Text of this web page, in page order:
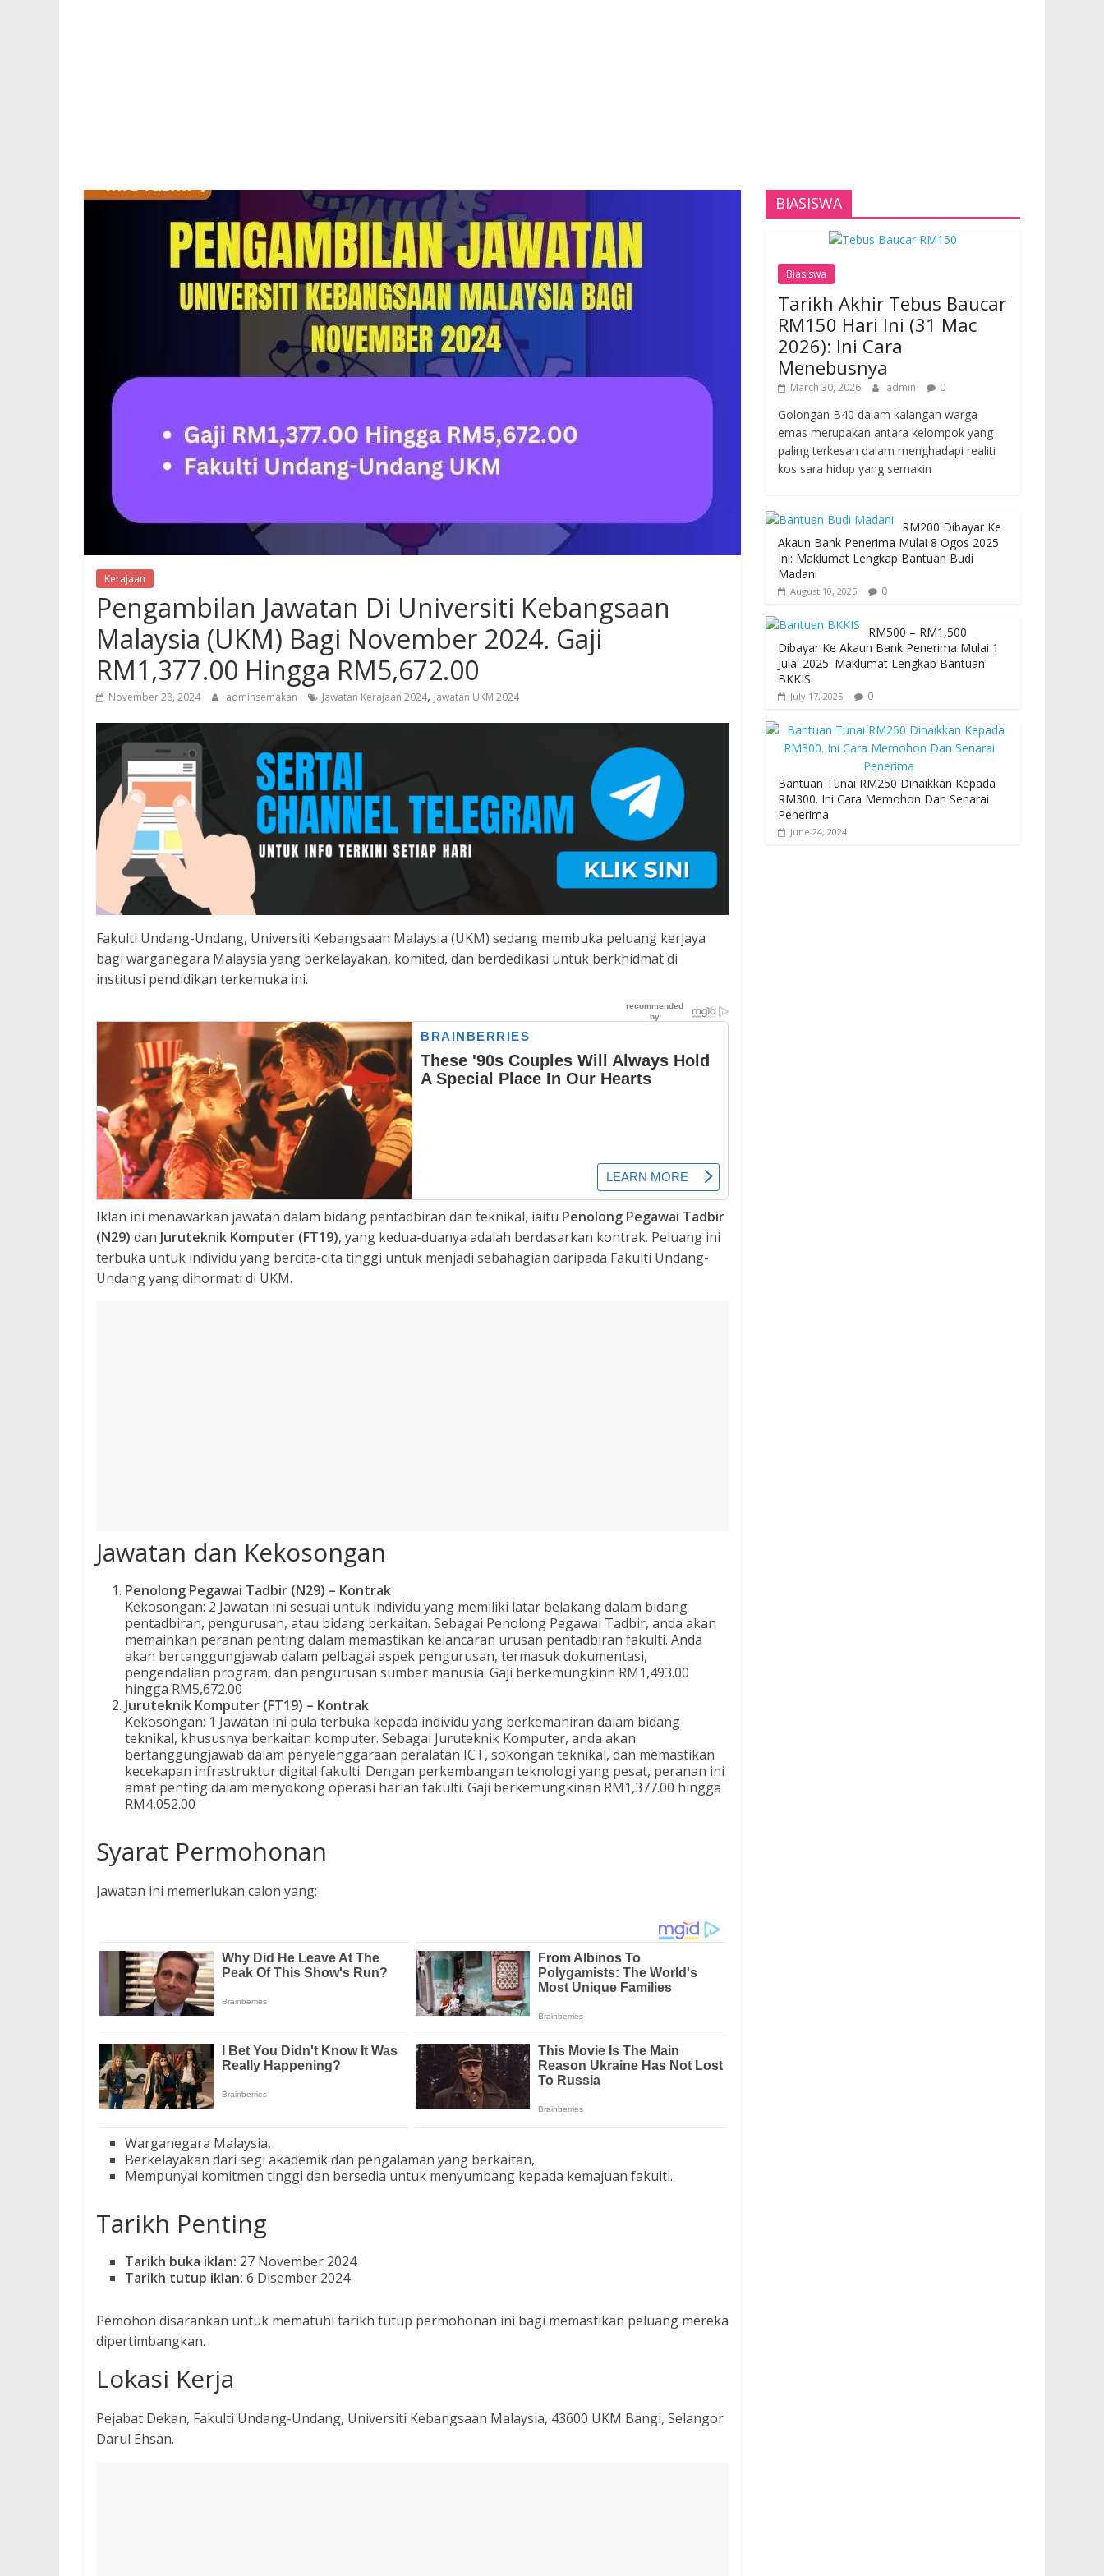
Kerajaan
Pengambilan Jawatan Di Universiti Kebangsaan
Malaysia (UKM) Bagi November 2024. Gaji
RM1,377.00 Hingga RM5,672.00
November 28, 2024 adminsemakan Jawatan Kerajaan 2024, Jawatan UKM 2024
Fakulti Undang-Undang, Universiti Kebangsaan Malaysia (UKM) sedang membuka peluang kerjaya
bagi warganegara Malaysia yang berkelayakan, komited, dan berdedikasi untuk berkhidmat di
institusi pendidikan terkemuka ini.
Iklan ini menawarkan jawatan dalam bidang pentadbiran dan teknikal, iaitu Penolong Pegawai Tadbir
(N29) dan Juruteknik Komputer (FT19), yang kedua-duanya adalah berdasarkan kontrak. Peluang ini
terbuka untuk individu yang bercita-cita tinggi untuk menjadi sebahagian daripada Fakulti Undang-
Undang yang dihormati di UKM.
Jawatan dan Kekosongan
Penolong Pegawai Tadbir (N29) – Kontrak
Kekosongan: 2 Jawatan ini sesuai untuk individu yang memiliki latar belakang dalam bidang
pentadbiran, pengurusan, atau bidang berkaitan. Sebagai Penolong Pegawai Tadbir, anda akan
memainkan peranan penting dalam memastikan kelancaran urusan pentadbiran fakulti. Anda
akan bertanggungjawab dalam pelbagai aspek pengurusan, termasuk dokumentasi,
pengendalian program, dan pengurusan sumber manusia. Gaji berkemungkinn RM1,493.00
hingga RM5,672.00
Juruteknik Komputer (FT19) – Kontrak
Kekosongan: 1 Jawatan ini pula terbuka kepada individu yang berkemahiran dalam bidang
teknikal, khususnya berkaitan komputer. Sebagai Juruteknik Komputer, anda akan
bertanggungjawab dalam penyelenggaraan peralatan ICT, sokongan teknikal, dan memastikan
kecekapan infrastruktur digital fakulti. Dengan perkembangan teknologi yang pesat, peranan ini
amat penting dalam menyokong operasi harian fakulti. Gaji berkemungkinan RM1,377.00 hingga
RM4,052.00
Syarat Permohonan
Jawatan ini memerlukan calon yang:
Warganegara Malaysia,
Berkelayakan dari segi akademik dan pengalaman yang berkaitan,
Mempunyai komitmen tinggi dan bersedia untuk menyumbang kepada kemajuan fakulti.
Tarikh Penting
Tarikh buka iklan: 27 November 2024
Tarikh tutup iklan: 6 Disember 2024
Pemohon disarankan untuk mematuhi tarikh tutup permohonan ini bagi memastikan peluang mereka
dipertimbangkan.
Lokasi Kerja
Pejabat Dekan, Fakulti Undang-Undang, Universiti Kebangsaan Malaysia, 43600 UKM Bangi, Selangor
Darul Ehsan.
BIASISWA
Biasiswa
Tarikh Akhir Tebus Baucar
RM150 Hari Ini (31 Mac
2026): Ini Cara
Menebusnya
March 30, 2026 admin 0
Golongan B40 dalam kalangan warga
emas merupakan antara kelompok yang
paling terkesan dalam menghadapi realiti
kos sara hidup yang semakin
RM200 Dibayar Ke
Akaun Bank Penerima Mulai 8 Ogos 2025
Ini: Maklumat Lengkap Bantuan Budi
Madani
August 10, 2025 0
RM500 – RM1,500
Dibayar Ke Akaun Bank Penerima Mulai 1
Julai 2025: Maklumat Lengkap Bantuan
BKKIS
July 17, 2025 0
Bantuan Tunai RM250 Dinaikkan Kepada
RM300. Ini Cara Memohon Dan Senarai
Penerima
June 24, 2024